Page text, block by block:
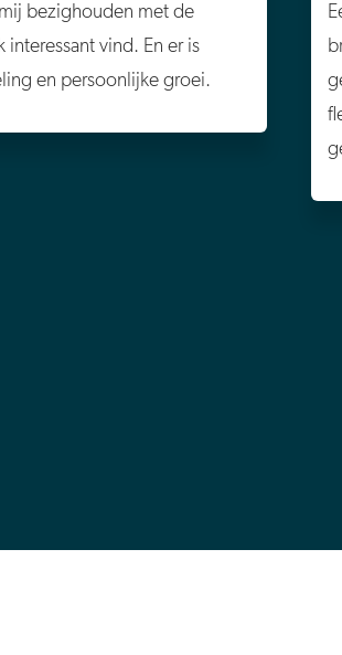
bezighouden met de
vind. En er is
en persoonlijke groei.